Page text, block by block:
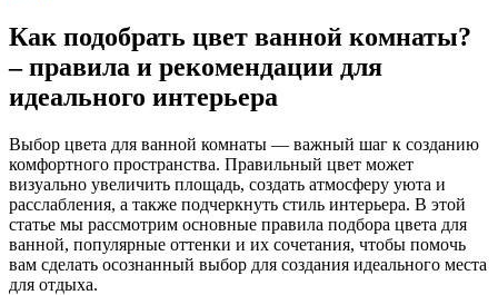
Как подобрать цвет ванной комнаты?
– правила и рекомендации для
идеального интерьера
Выбор цвета для ванной комнаты — важный шаг к созданию
комфортного пространства. Правильный цвет может
визуально увеличить площадь, создать атмосферу уюта и
расслабления, а также подчеркнуть стиль интерьера. В этой
статье мы рассмотрим основные правила подбора цвета для
ванной, популярные оттенки и их сочетания, чтобы помочь
вам сделать осознанный выбор для создания идеального места
для отдыха.